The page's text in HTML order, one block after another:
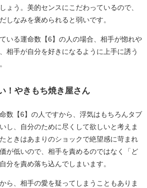
ょう。美的センスにこだわっているので、
しなみを褒められると弱いです。
いる運命数【6】の人の場合、相手が惚れや
相手が自分を好きになるように上手に誘う
！やきもち焼き屋さん
数【6】の人ですから、浮気はもちろんタブ
し、自分のために尽くして欲しいと考えま
ときはあまりのショックで絶望感に苛まれ
が低いので、相手を責めるのではなく「ど
分を責め落ち込んでしまいます。
ら、相手の愛を疑ってしまうこともありま